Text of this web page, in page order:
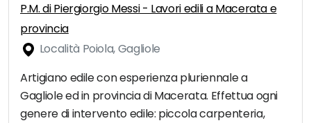
P.M. di Piergiorgio Messi - Lavori edili a Macerata e
provincia
Località Poiola, Gagliole
Artigiano edile con esperienza pluriennale a
Gagliole ed in provincia di Macerata. Effettua ogni
genere di intervento edile: piccola carpenteria,